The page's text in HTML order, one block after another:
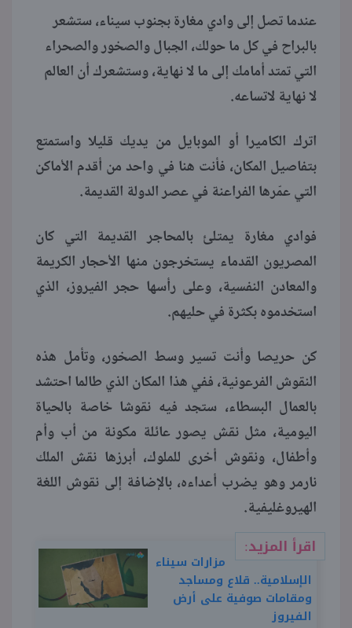
عندما تصل إلى وادي مغارة بجنوب سيناء، ستشعر
بالبراح في كل ما حولك، الجبال والصخور والصحراء
التي تمتد أمامك إلى ما لا نهاية، وستشعرك أن العالم
لا نهاية لاتساعه.
اترك الكاميرا أو الموبايل من يديك قليلا واستمتع
بتفاصيل المكان، فأنت هنا في واحد من أقدم الأماكن
التي عمّرها الفراعنة في عصر الدولة القديمة.
فوادي مغارة يمتلئ بالمحاجر القديمة التي كان
المصريون القدماء يستخرجون منها الأحجار الكريمة
والمعادن النفسية، وعلى رأسها حجر الفيروز، الذي
استخدموه بكثرة في حليهم.
كن حريصا وأنت تسير وسط الصخور، وتأمل هذه
النقوش الفرعونية، ففي هذا المكان الذي طالما احتشد
بالعمال البسطاء، ستجد فيه نقوشا خاصة بالحياة
اليومية، مثل نقش يصور عائلة مكونة من أب وأم
وأطفال، ونقوش أخرى للملوك، أبرزها نقش الملك
نارمر وهو يضرب أعداءه، بالإضافة إلى نقوش اللغة
الهيروغليفية.
اقرأ المزيد:
مزارات سيناء
الإسلامية.. قلاع ومساجد
ومقامات صوفية على أرض
الفيروز